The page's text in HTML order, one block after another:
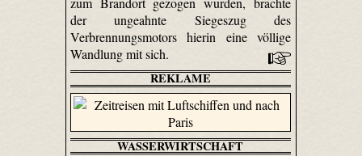
der ungeahnte Siegeszug des
Verbrennungsmotors hierin eine völlige
Wandlung mit sich.
REKLAME
WASSERWIRTSCHAFT